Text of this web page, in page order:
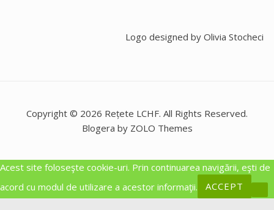
Logo designed by Olivia Stocheci
Copyright © 2026 Rețete LCHF. All Rights Reserved.
Blogera by ZOLO Themes
Acest site foloseşte cookie-uri. Prin continuarea navigării, eşti de
acord cu modul de utilizare a acestor informaţii.
ACCEPT